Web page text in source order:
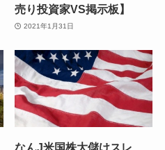
売り投資家VS掲示板】
2021年1月31日
なんJ米国株大儲けスレ